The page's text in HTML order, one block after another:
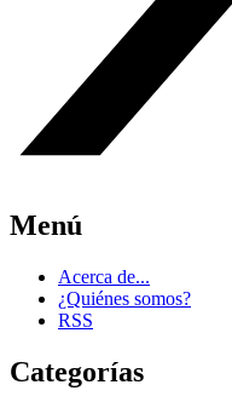
Menú
Acerca de...
¿Quiénes somos?
RSS
Categorías